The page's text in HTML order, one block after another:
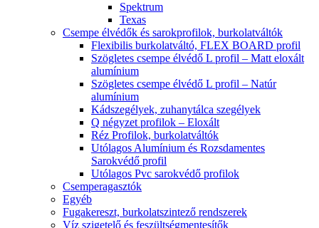
Spektrum
Texas
Csempe élvédők és sarokprofilok, burkolatváltók
Flexibilis burkolatváltó, FLEX BOARD profil
Szögletes csempe élvédő L profil – Matt eloxált
alumínium
Szögletes csempe élvédő L profil – Natúr
alumínium
Kádszegélyek, zuhanytálca szegélyek
Q négyzet profilok – Eloxált
Réz Profilok, burkolatváltók
Utólagos Alumínium és Rozsdamentes
Sarokvédő profil
Utólagos Pvc sarokvédő profilok
Csemperagasztók
Egyéb
Fugakereszt, burkolatszintező rendszerek
Víz szigetelő és feszültségmentesítők